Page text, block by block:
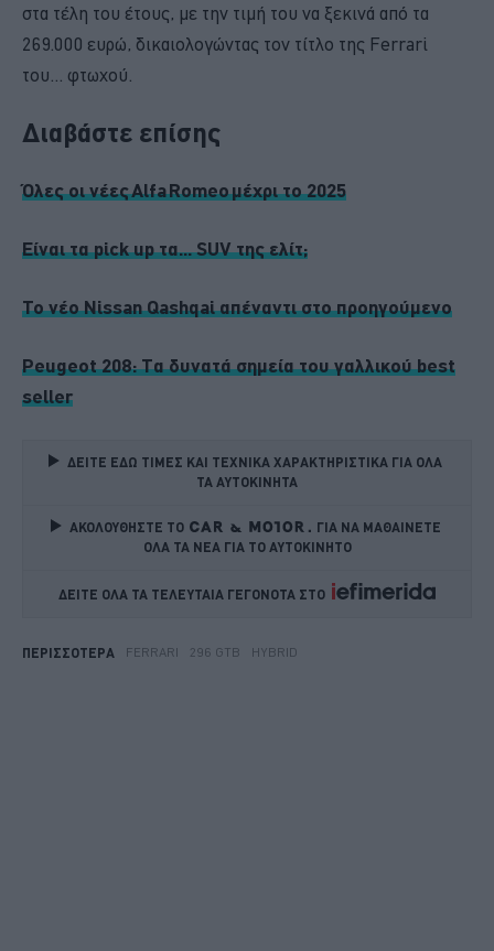
στα τέλη του έτους, με την τιμή του να ξεκινά από τα
269.000 ευρώ, δικαιολογώντας τον τίτλο της Ferrari
του... φτωχού.
Διαβάστε επίσης
Όλες οι νέες Alfa Romeo μέχρι το 2025
Είναι τα pick up τα... SUV της ελίτ;
Το νέο Nissan Qashqai απέναντι στο προηγούμενο
Peugeot 208: Tα δυνατά σημεία του γαλλικού best
seller
ΔΕΙΤΕ ΕΔΩ ΤΙΜΕΣ ΚΑΙ ΤΕΧΝΙΚΑ ΧΑΡΑΚΤΗΡΙΣΤΙΚΑ ΓΙΑ ΟΛΑ
ΤΑ ΑΥΤΟΚΙΝΗΤΑ
ΑΚΟΛΟΥΘΗΣΤΕ ΤΟ
ΓΙΑ ΝΑ ΜΑΘΑΙΝΕΤΕ
ΟΛΑ ΤΑ ΝΕΑ ΓΙΑ ΤΟ ΑΥΤΟΚΙΝΗΤΟ
ΔΕΙΤΕ ΟΛΑ ΤΑ ΤΕΛΕΥΤΑΙΑ ΓΕΓΟΝΟΤΑ ΣΤΟ
ΠΕΡΙΣΣΟΤΕΡΑ FERRARI 296 GTB HYBRID